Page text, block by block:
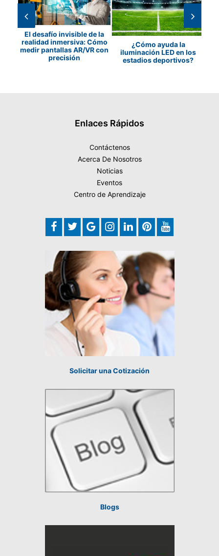
El desafío invisible de la
realidad inmersiva: Cómo
medir pantallas AR/VR con
precisión
¿Cómo ayuda la
iluminación LED en los
estadios deportivos?
Enlaces Rápidos
Contáctenos
Acerca De Nosotros
Noticias
Eventos
Centro de Aprendizaje
Solicitar una Cotización
Blogs